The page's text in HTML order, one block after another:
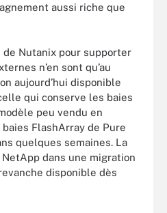
aussi riche que
Nutanix pour supporter
n’en sont qu’au
aujourd’hui disponible
qui conserve les baies
peu vendu en
FlashArray de Pure
quelques semaines. La
dans une migration
disponible dès